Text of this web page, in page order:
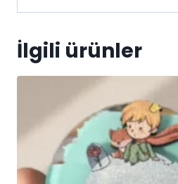
İlgili ürünler